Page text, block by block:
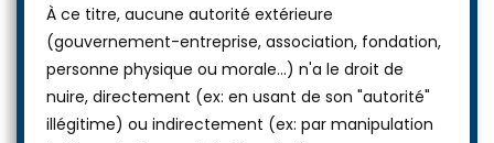
À ce titre, aucune autorité extérieure
(gouvernement-entreprise, association, fondation,
personne physique ou morale...) n'a le droit de
nuire, directement (ex: en usant de son "autorité"
illégitime) ou indirectement (ex: par manipulation